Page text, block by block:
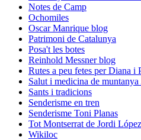
Notes de Camp
Ochomiles
Oscar Manrique blog
Patrimoni de Catalunya
Posa't les botes
Reinhold Messner blog
Rutes a peu fetes per Diana i
Salut i medicina de
Sants i tradicions
Senderisme en tren
Senderisme Toni Planas
Tot Montserrat de Jordi López
Wikiloc